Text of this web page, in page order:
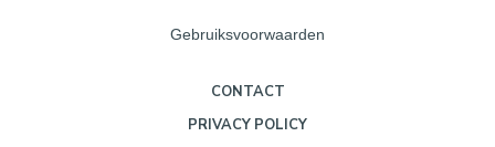
Gebruiksvoorwaarden
CONTACT
PRIVACY POLICY